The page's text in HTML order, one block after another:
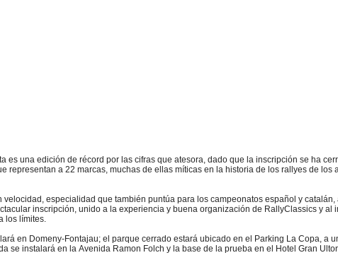
una edición de récord por las cifras que atesora, dado que la inscripción se ha
a 22 marcas, muchas de ellas míticas en la historia de los rallyes de los
especialidad que también puntúa para los campeonatos español y
inscripción, unido a la experiencia y buena organización de RallyClassics y
los límites.
en Domeny-Fontajau; el parque cerrado estará ubicado en el Parking La Copa, a
instalará en la Avenida Ramon Folch y la base de la prueba en el Hotel Gran